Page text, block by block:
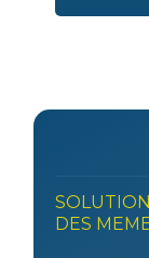
DES